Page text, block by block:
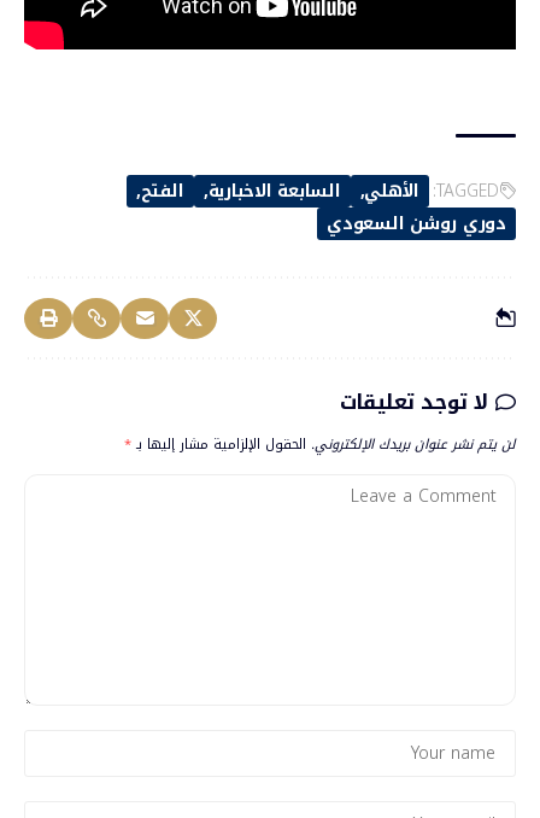
TAGGED: الأهلي السابعة الاخبارية
الفتح
دوري روشن السعودي
لا توجد تعليقات
لن يتم نشر عنوان بريدك الإلكتروني. الحقول الإلزامية مشار إليها بـ*